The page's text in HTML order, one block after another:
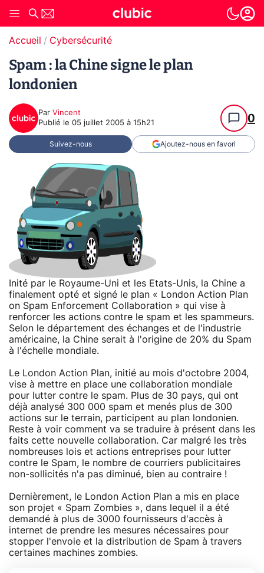
Accueil Cybersécurité
Spam : la Chine signe le plan
londonien
Par Vincent
Publié le 05 juillet 2005 à 15h21 0
Suivez-nous Ajoutez-nous en favori
Inité par le Royaume-Uni et les Etats-Unis, la Chine a
finalement opté et signé le plan « London Action Plan
on Spam Enforcement Collaboration » qui vise à
renforcer les actions contre le spam et les spammeurs.
Selon le département des échanges et de l'industrie
américaine, la Chine serait à l'origine de 20% du Spam
à l'échelle mondiale.
Le London Action Plan, initié au mois d'octobre 2004,
vise à mettre en place une collaboration mondiale
pour lutter contre le spam. Plus de 30 pays, qui ont
déjà analysé 300 000 spam et menés plus de 300
actions sur le terrain, participent au plan londonien.
Reste à voir comment va se traduire à présent dans les
faits cette nouvelle collaboration. Car malgré les très
nombreuses lois et actions entreprises pour lutter
contre le Spam, le nombre de courriers publicitaires
non-sollicités n'a pas diminué, bien au contraire !
Dernièrement, le London Action Plan a mis en place
son projet « Spam Zombies », dans lequel il a été
demandé à plus de 3000 fournisseurs d'accès à
internet de prendre les mesures nécessaires pour
stopper l'envoie et la distribution de Spam à travers
certaines machines zombies.